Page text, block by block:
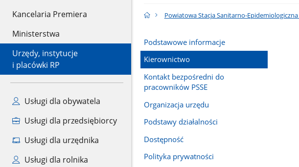
Kancelaria Premiera
Ministerstwa
Urzędy, instytucje
i placówki RP
Usługi dla obywatela
Usługi dla przedsiębiorcy
Usługi dla urzędnika
Usługi dla rolnika
Powiatowa Stacja Sanitarno-
Podstawowe informacje
Kierownictwo
Kontakt bezpośredni do
pracowników PSSE
Organizacja urzędu
Podstawy działalności
Dostępność
Polityka prywatności